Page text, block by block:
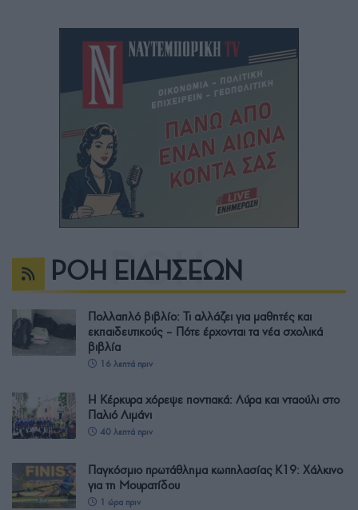
ΡΟΗ ΕΙΔΗΣΕΩΝ
Πολλαπλό βιβλίο: Τι αλλάζει για μαθητές και
εκπαιδευτικούς – Πότε έρχονται τα νέα σχολικά
βιβλία
16 λεπτά πριν
Η Κέρκυρα χόρεψε ποντιακά: Λύρα και νταούλι στο
Παλιό Λιμάνι
40 λεπτά πριν
Παγκόσμιο πρωτάθλημα κωπηλασίας Κ19: Χάλκινο
για τη Μουρατίδου
1 ώρα πριν